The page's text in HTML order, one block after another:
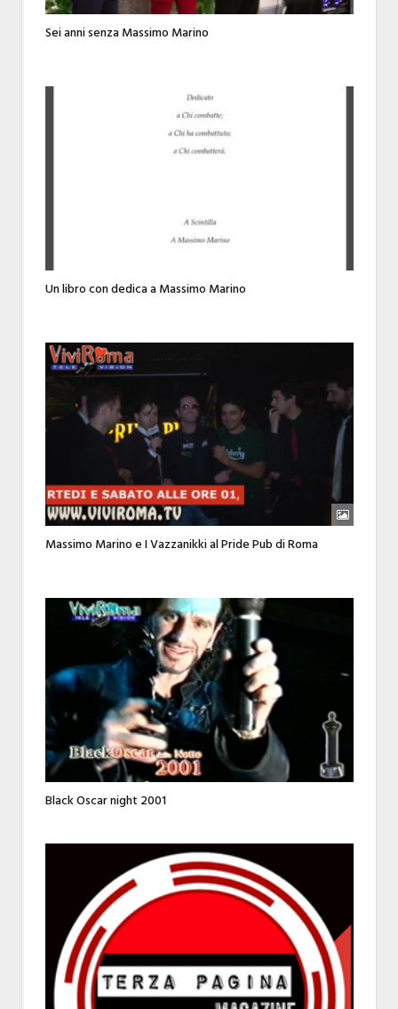
Sei anni senza Massimo Marino
Un libro con dedica a Massimo Marino
Massimo Marino e I Vazzanikki al Pride Pub di Roma
Black Oscar night 2001